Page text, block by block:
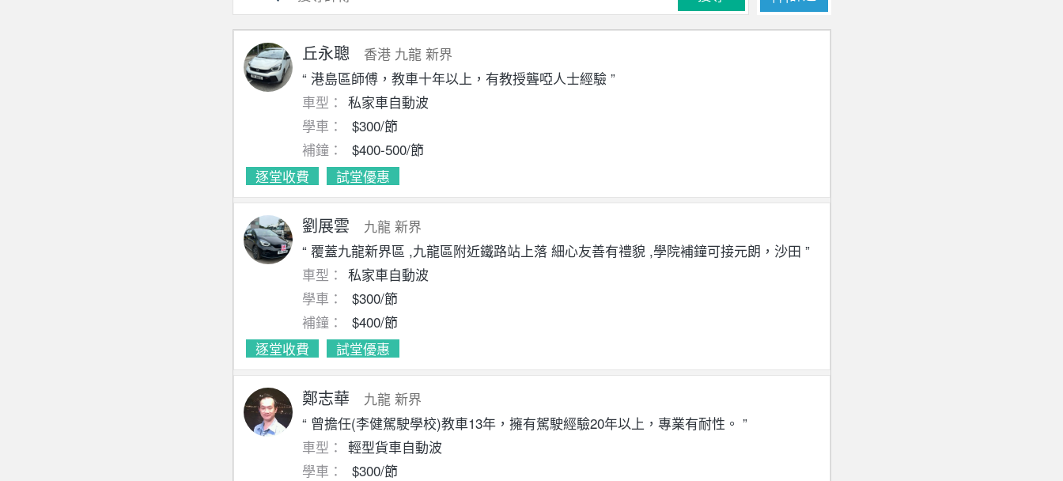
丘永聰 香港 九龍 新界
“ 港島區師傅，教車十年以上，有教授聾啞人士經驗 ”
車型： 私家車自動波
學車：
$300/節
補鐘：
$400-500/節
逐堂收費
試堂優惠
劉展雲 九龍 新界
“ 覆蓋九龍新界區 ,九龍區附近鐵路站上落 細心友善有禮貌 ,學院補鐘可接元朗，沙田 ”
車型： 私家車自動波
學車：
$300/節
補鐘：
$400/節
逐堂收費
試堂優惠
鄭志華 九龍 新界
“ 曾擔任(李健駕駛學校)教車13年，擁有駕駛經驗20年以上，專業有耐性。 ”
車型： 輕型貨車自動波
學車：
$300/節